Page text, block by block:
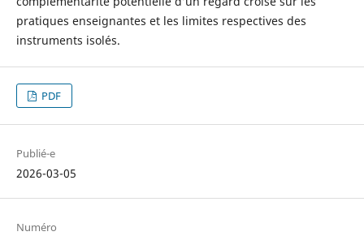
pratiques enseignantes et les limites respectives des
instruments isolés.
PDF
Publié-e
2026-03-05
Numéro